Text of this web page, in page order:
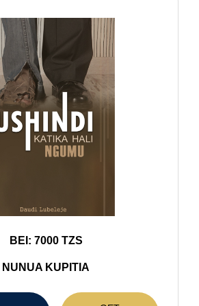
BEI: 7000 TZS
NUNUA KUPITIA